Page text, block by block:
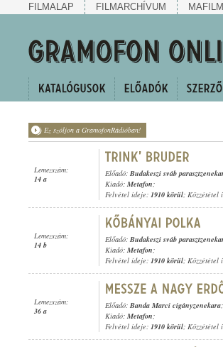
FILMALAP FILMARCHÍVUM MAFILM
Ez szóljon a GramofonRádióban!
Lemezszám:
14 a
Előadó: Budakeszi sváb
Kiadó: Metafon;
Felvétel ideje: 1910 körül; Közzététel
Lemezszám:
14 b
Előadó: Budakeszi sváb
Kiadó: Metafon;
Felvétel ideje: 1910 körül; Közzététel
Lemezszám:
36 a
Előadó: Banda Marci cigányzenekara
Kiadó: Metafon;
Felvétel ideje: 1910 körül; Közzététel